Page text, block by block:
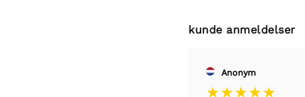
kunde anmeldelser
Anonym